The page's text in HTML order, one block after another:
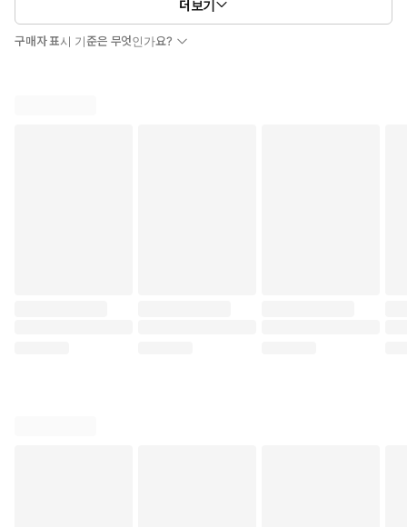
더보기
구매자 표시 기준은 무엇인가요?